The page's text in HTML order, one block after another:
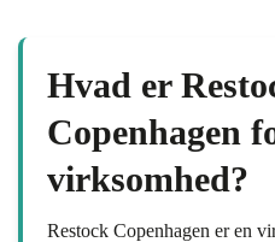
Hvad er
Copenhagen
virksomhed?
Restock Copenhagen er en